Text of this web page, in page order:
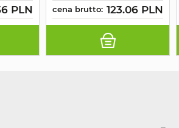
PLN cena brutto: 123.06 PLN